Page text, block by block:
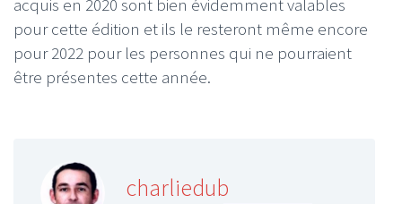
pour cette édition et ils le resteront même encore
pour 2022 pour les personnes qui ne pourraient
être présentes cette année.
charliedub